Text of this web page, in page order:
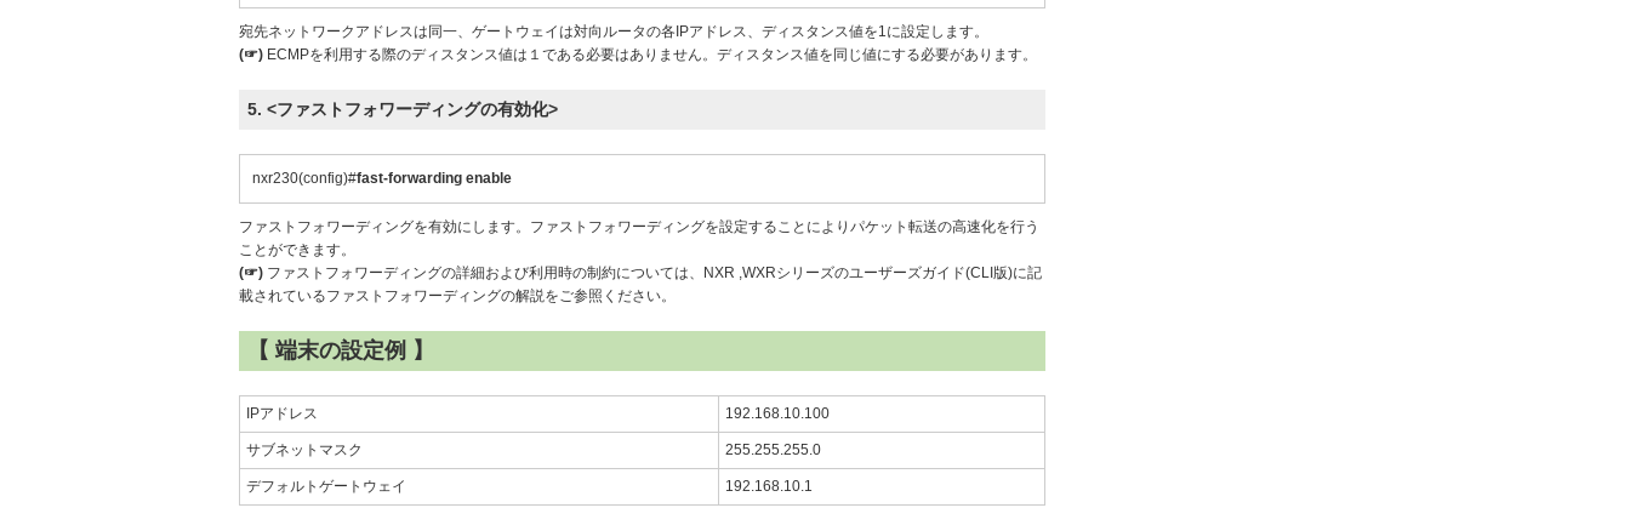
宛先ネットワークアドレスは同一、ゲートウェイは対向ルータの各IPアドレス、ディスタンス値を1に設定します。
(☞) ECMPを利用する際のディスタンス値は１である必要はありません。ディスタンス値を同じ値にする必要があります。
5. <ファストフォワーディングの有効化>
nxr230(config)#fast-forwarding enable
ファストフォワーディングを有効にします。ファストフォワーディングを設定することによりパケット転送の高速化を行う
ことができます。
(☞) ファストフォワーディングの詳細および利用時の制約については、NXR ,WXRシリーズのユーザーズガイド(CLI版)に記
載されているファストフォワーディングの解説をご参照ください。
【 端末の設定例 】
IPアドレス 192.168.10.100
サブネットマスク 255.255.255.0
デフォルトゲートウェイ 192.168.10.1